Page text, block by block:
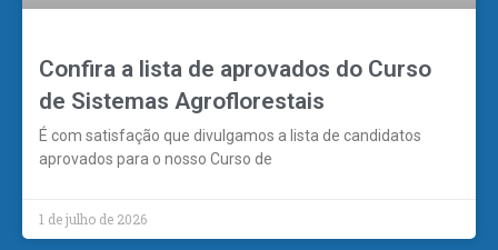
Confira a lista de aprovados do Curso
de Sistemas Agroflorestais
É com satisfação que divulgamos a lista de candidatos
aprovados para o nosso Curso de
1 de julho de 2026